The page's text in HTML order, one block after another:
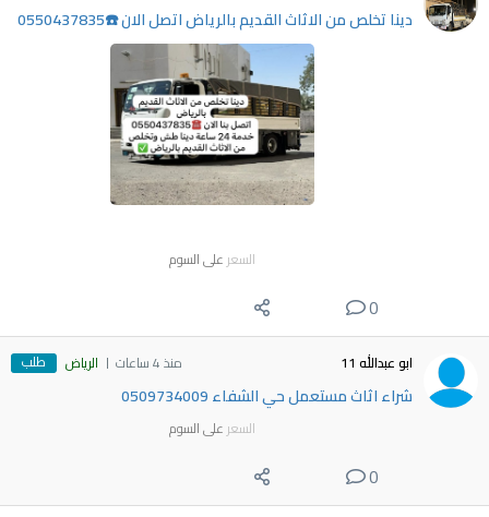
دينا تخلص من الاثاث القديم بالرياض اتصل الان ☎️0550437835
السعر على السوم
0
ابو عبدالله 11 منذ 4 ساعات الرياض طلب
شراء اثاث مستعمل حي الشفاء 0509734009
السعر على السوم
0